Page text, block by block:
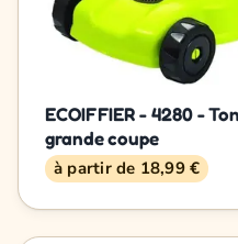
ECOIFFIER - 4280 -
grande coupe
à partir de 18,99 €